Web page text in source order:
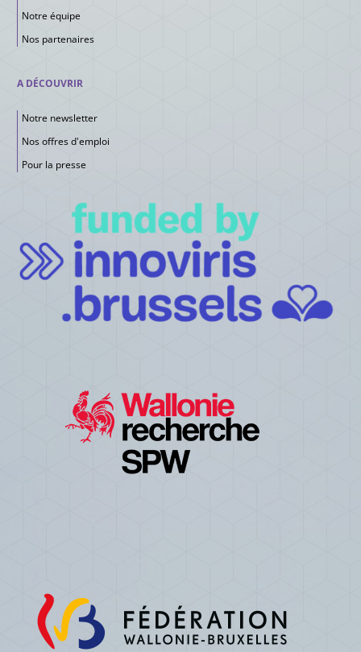
Notre équipe
Nos partenaires
A DÉCOUVRIR
Notre newsletter
Nos offres d'emploi
Pour la presse